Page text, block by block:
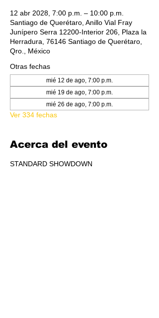
12 abr 2028, 7:00 p.m. – 10:00 p.m.
Santiago de Querétaro, Anillo Vial Fray
Junípero Serra 12200-Interior 206, Plaza la
Herradura, 76146 Santiago de Querétaro,
Qro., México
Otras fechas
mié 12 de ago, 7:00 p.m.
mié 19 de ago, 7:00 p.m.
mié 26 de ago, 7:00 p.m.
Ver 334 fechas
Acerca del evento
STANDARD SHOWDOWN